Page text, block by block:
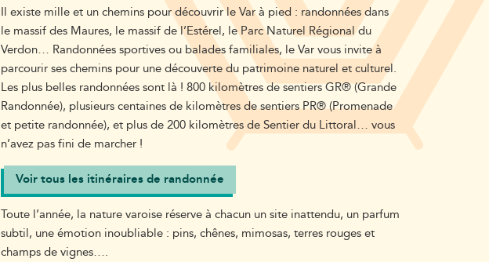
Il existe mille et un chemins pour découvrir le Var à pied : randonnées dans
le massif des Maures, le massif de l’Estérel, le Parc Naturel Régional du
Verdon… Randonnées sportives ou balades familiales, le Var vous invite à
parcourir ses chemins pour une découverte du patrimoine naturel et culturel.
Les plus belles randonnées sont là ! 800 kilomètres de sentiers GR® (Grande
Randonnée), plusieurs centaines de kilomètres de sentiers PR® (Promenade
et petite randonnée), et plus de 200 kilomètres de Sentier du Littoral… vous
n’avez pas fini de marcher !
Voir tous les itinéraires de randonnée
Toute l’année, la nature varoise réserve à chacun un site inattendu, un parfum
subtil, une émotion inoubliable : pins, chênes, mimosas, terres rouges et
champs de vignes….